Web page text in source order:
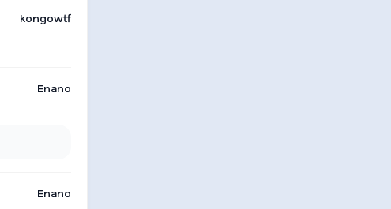
kongowtf
Enano
Enano